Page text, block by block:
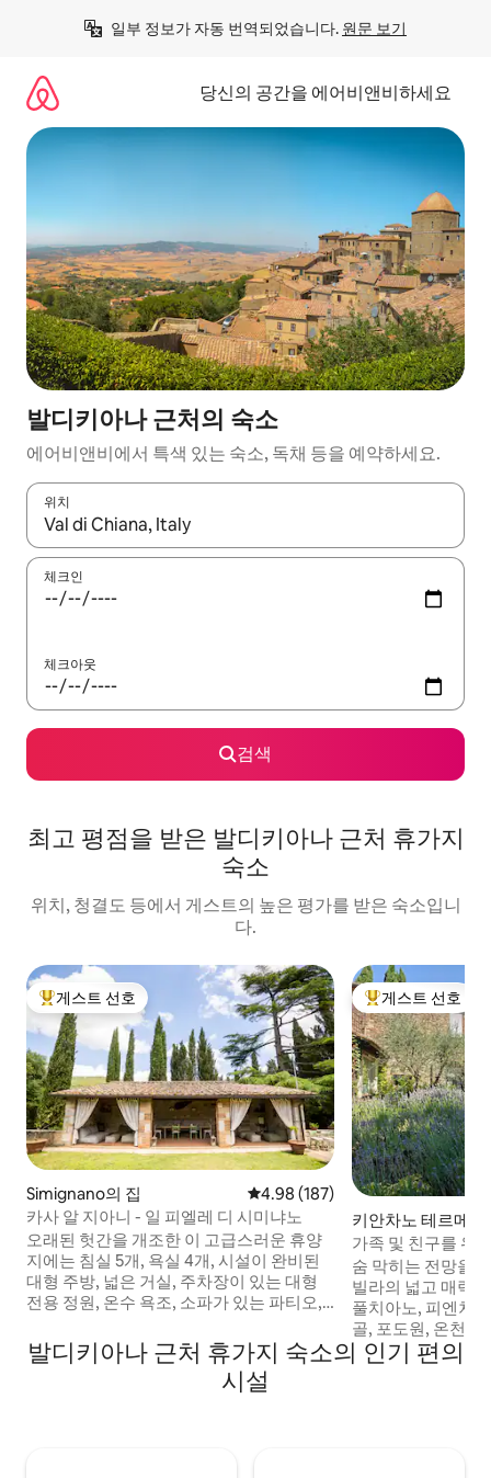
일부 정보가 자동 번역되었습니다. 원문 보기
당신의 공간을 에어비앤비하세요
발디키아나 근처의 숙소
에어비앤비에서 특색 있는 숙소, 독채 등을 예약하세요.
위치
결과가 나오면 위·아래 화살표 키를 사용하거나 터치 또는 스와이
체크인
체크아웃
검색
최고 평점을 받은 발디키아나 근처 휴가지
숙소
위치, 청결도 등에서 게스트의 높은 평가를 받은 숙소입니
다.
상위 게스트 선호
게스트 선호
Simignano의 집 평점 4.98점(5점 만점), 후기 187
4.98 (187)
카사 알 지아니 - 일 피엘레 디 시미냐노
오래된 헛간을 개조한 이 고급스러운 휴양
지에는 침실 5개, 욕실 4개, 시설이 완비된
대형 주방, 넓은 거실, 주차장이 있는 대형
전용 정원, 온수 욕조, 소파가 있는 파티오,
습니다. 소박한 매력과 현대적인 편안함이
어우러진 곳으로, 독특한 경험을 찾고 계신
분들에게 이상적입니다. 가족 또는 단체 여
상위 게스트 선호
게스트 선호
키안차노 테르메
Terme)의 저택
가족 및 친구를 위
토스카나 빌라
숨 막히는 전망을
빌라의 넓고 매력
풀치아노, 피엔차,
골, 포도원, 온천을
전기자전거를 타
보세요! 최고급 침
발디키아나 근처 휴가지 숙소의 인기 편의
시설